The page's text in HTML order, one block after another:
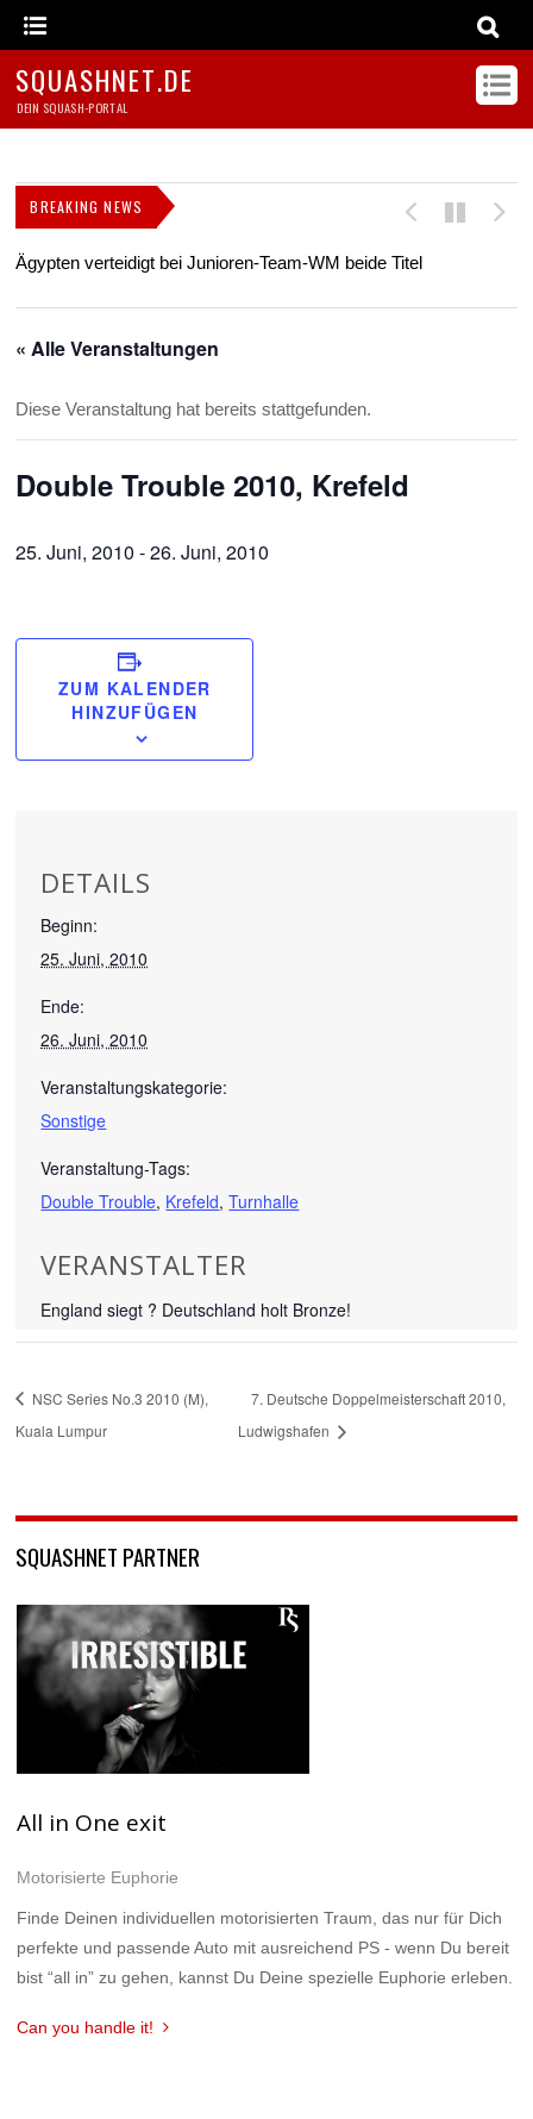
SQUASHNET.DE
DEIN SQUASH-PORTAL
BREAKING NEWS
Ägypten verteidigt bei Junioren-Team-WM beide Titel
« Alle Veranstaltungen
Diese Veranstaltung hat bereits stattgefunden.
Double Trouble 2010, Krefeld
25. Juni, 2010 -26. Juni, 2010
ZUM KALENDER
HINZUFÜGEN
DETAILS
Beginn:
25. Juni, 2010
Ende:
26. Juni, 2010
Veranstaltungskategorie:
Sonstige
Veranstaltung-Tags:
Double Trouble, Krefeld,Turnhalle
VERANSTALTER
England siegt ? Deutschland holt Bronze!
NSC Series No.3 2010 (M),
Kuala Lumpur
7. Deutsche Doppelmeisterschaft 2010,
Ludwigshafen
SQUASHNET PARTNER
All in One exit
Motorisierte Euphorie
Finde Deinen individuellen motorisierten Traum, das nur für Dich
perfekte und passende Auto mit ausreichend PS - wenn Du bereit
bist “all in” zu gehen, kannst Du Deine spezielle Euphorie erleben.
Can you handle it!